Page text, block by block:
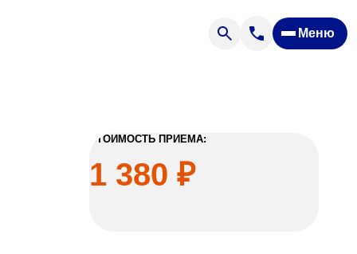
Меню
СТОИМОСТЬ ПРИЕМА:
1 380 ₽